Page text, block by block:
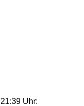
Uhr: